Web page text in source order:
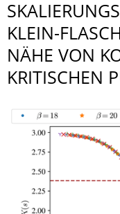
KLEIN-
NÄHE VON
KRITISCHEN